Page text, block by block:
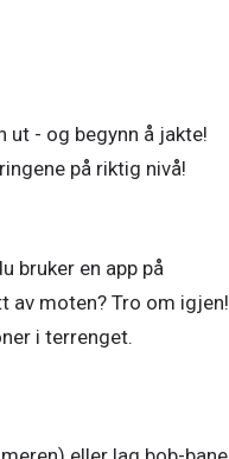
ut - og begynn å jakte!
bruker en app på
av moten? Tro om igjen!
i terrenget.